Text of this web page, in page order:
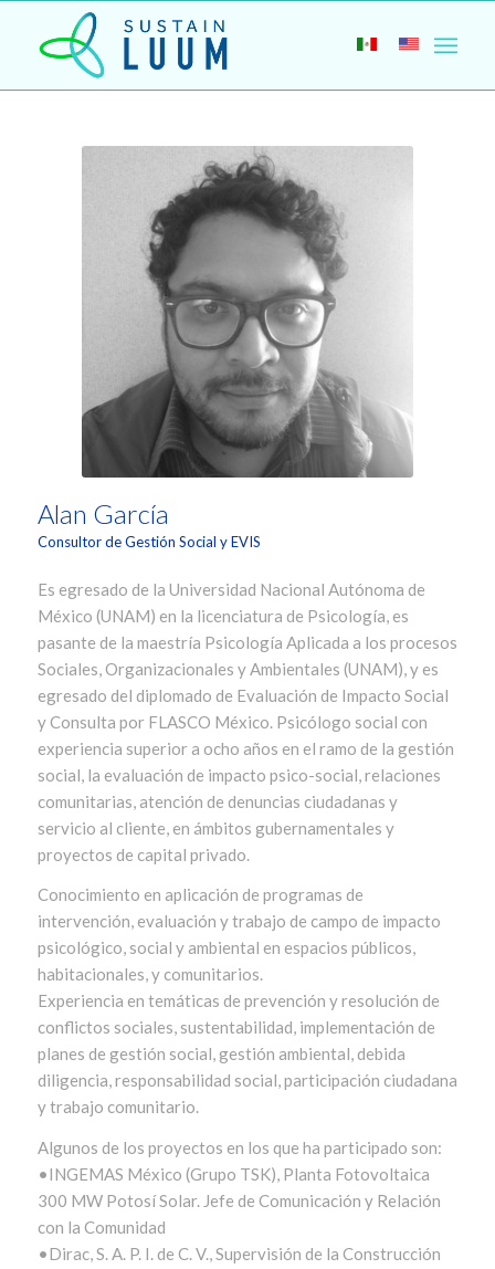
Alan García
Consultor de Gestión Social y EVIS
Es egresado de la Universidad Nacional Autónoma de
México (UNAM) en la licenciatura de Psicología, es
pasante de la maestría Psicología Aplicada a los procesos
Sociales, Organizacionales y Ambientales (UNAM), y es
egresado del diplomado de Evaluación de Impacto Social
y Consulta por FLASCO México. Psicólogo social con
experiencia superior a ocho años en el ramo de la gestión
social, la evaluación de impacto psico-social, relaciones
comunitarias, atención de denuncias ciudadanas y
servicio al cliente, en ámbitos gubernamentales y
proyectos de capital privado.
Conocimiento en aplicación de programas de
intervención, evaluación y trabajo de campo de impacto
psicológico, social y ambiental en espacios públicos,
habitacionales, y comunitarios.
Experiencia en temáticas de prevención y resolución de
conflictos sociales, sustentabilidad, implementación de
planes de gestión social, gestión ambiental, debida
diligencia, responsabilidad social, participación ciudadana
y trabajo comunitario.
Algunos de los proyectos en los que ha participado son:
•INGEMAS México (Grupo TSK), Planta Fotovoltaica
300 MW Potosí Solar. Jefe de Comunicación y Relación
con la Comunidad
•Dirac, S. A. P. I. de C. V., Supervisión de la Construcción